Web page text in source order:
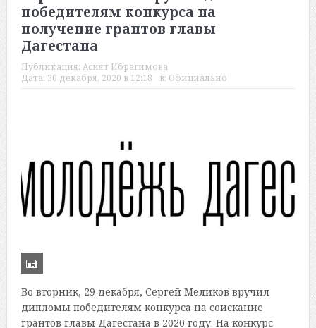
победителям конкурса на
получение грантов главы
Дагестана
Публикация: Асият Ибрагимова
Дата: 30 декабря, 2020 в 12:18 в: Официально
Во вторник, 29 декабря, Сергей Меликов вручил
дипломы победителям конкурса на соискание
грантов главы Дагестана в 2020 году. На конкурс